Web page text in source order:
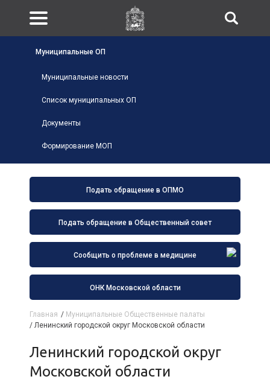
Подать обращение в ОПМО
Подать обращение в Общественный совет
Сообщить о проблеме в медицине
ОНК Московской области
Муниципальные ОП
Муниципальные новости
Список муниципальных ОП
Документы
Формирование МОП
Главная / Муниципальные Общественные палаты
/ Ленинский городской округ Московской области
Ленинский городской округ
Московской области